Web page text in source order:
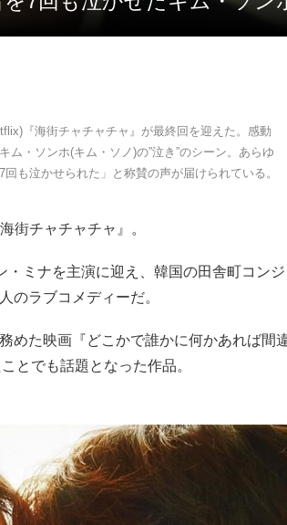
『海街チャチャチャ』が最終回を迎えた。感動
・ソンホ(キム・ソノ)の”泣き”のシーン。あらゆ
も泣かせられた」と称賛の声が届けられている。
街チャチャチャ』。
・ミナを主演に迎え、韓国の田舎町コンジ
のラブコメディーだ。
めた映画『どこかで誰かに何かあれば間
とでも話題となった作品。